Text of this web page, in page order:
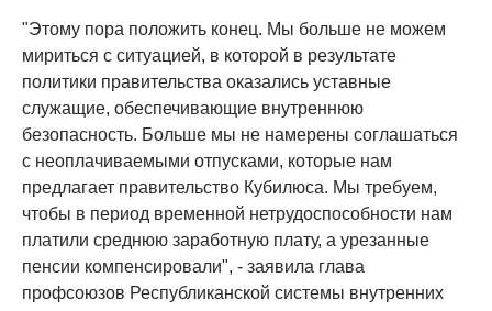
"Этому пора положить конец. Мы больше не можем
мириться с ситуацией, в которой в результате
политики правительства оказались уставные
служащие, обеспечивающие внутреннюю
безопасность. Больше мы не намерены соглашаться
с неоплачиваемыми отпусками, которые нам
предлагает правительство Кубилюса. Мы требуем,
чтобы в период временной нетрудоспособности нам
платили среднюю заработную плату, а урезанные
пенсии компенсировали", - заявила глава
профсоюзов Республиканской системы внутренних